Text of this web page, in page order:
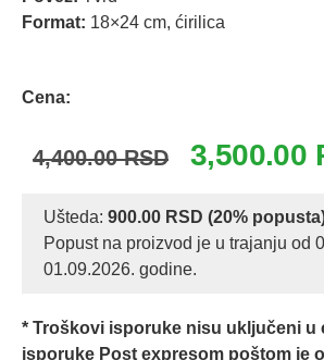
Format: 18×24 cm, ćirilica
Cena:
4,400.00RSD
Originalna
je
bila:
4,400.00 RSD.
3,500.00
Ušteda: 900.00 RSD (20%
Popust na proizvod je u trajanju od
01.09.2026. godine.
* Troškovi isporuke nisu uključeni u
isporuke Post expresom poštom je